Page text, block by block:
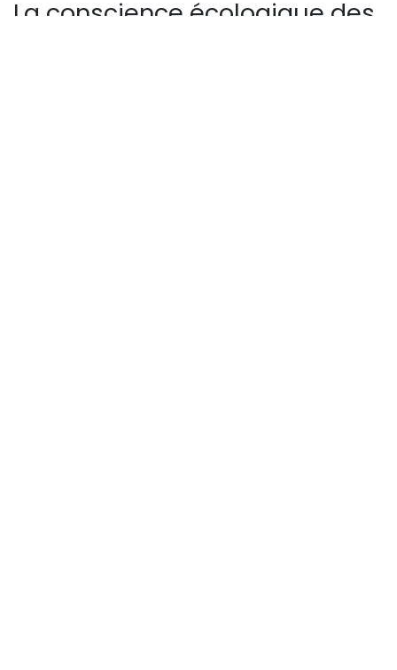
La conscience écologique des